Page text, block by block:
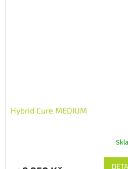
Hybrid Cure MEDIUM